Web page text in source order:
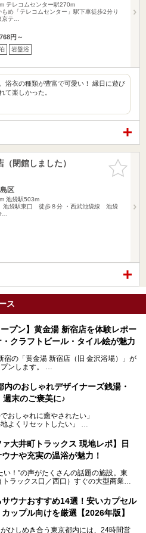
テレコムセンター駅270m
め「テレコムセンター」駅下車徒歩2分り
京テ…
円～
岩盤浴
浴衣の種類が豊富で可愛い！ 縁日に遊び
て楽しかった。
お気に入
りに追加
（閉館しました）
区
池袋駅503m
池袋駅東口 徒歩８分 ・西武池袋線 池袋
ス
ープン】黄金湯 新宿店を体験レポー
・クラフトビール・タイル絵が魅力
宿の「黄金湯 新宿店（旧 金沢浴場）」が
ンします。
ックなタイル絵はそのまま、昔からここ
、新しく足を運んでくれる人にも愛され
"として生まれ変わりました。洞窟のよ
く登場したスポットも併せて紹介しま
あるのに、基本の入浴料が銭湯価格の5
内のおしゃれデザイナーズ銭湯・
末のご褒美に♪
おしゃれに癒やされたい」
よくリセットしたい」
いスタイルの銭湯です。
アで「デザイナーズ銭湯」や「ネオ銭
もこれらがどんな銭湯なのか、その気に
選を、おすすめの順番で一挙にご紹介
ァ大井町トラックス 現地レポ】日
ナや充実の温浴が魅力！
い！”の声がたくさんの話題の施設。東
ラックス口／西口）すぐの大型商業施
ス」がニューオープン。施設の様子をレ
ウナおすすめ14選！安いカプセル
ップル向けを厳選【2026年版】
ひしめき合う東京都内には、24時間営